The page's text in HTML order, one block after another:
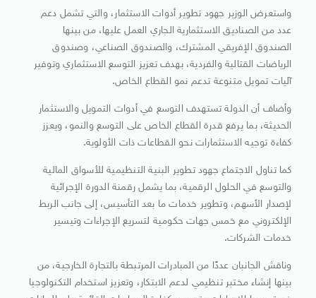
واستعرض الوزير جهود تطوير أدوات الاستثمار، والتي تشمل دعم
عدد من الصناديق الاستثمارية الجاري العمل عليها، من بينها
الصندوق الإفريقي المشترك، والصندوق الصناعي، وصندوق
الرياضات القتالية والفردية، بهدف تعزيز التوسع الاستثماري وتوفير
آليات تمويل متنوعة تدعم نمو القطاع الخاص.
وأضاف أن الدولة تستهدف التوسع في أدوات التمويل والاستثمار
الحديثة، بما يرفع قدرة القطاع الخاص على التوسع والنمو، ويعزز
كفاءة توجيه الاستثمارات نحو القطاعات ذات الأولوية.
كما تناول الاجتماع جهود تطوير البنية التنظيمية للأسواق المالية
والتوسع في الحلول الرقمية، بما يشمل رقمنة الدورة الإجرائية
لإصدار الأسهم، وتطوير خدمات ما بعد التأسيس، إلى جانب الربط
الإلكتروني مع خمس جهات حكومية لتسريع الإجراءات وتيسير
خدمات الشركات.
وناقش الجانبان عددًا من المبادرات المرتبطة بالتجارة الخارجية، من
بينها إنشاء مختبر تنظيمي لدعم الابتكار، وتعزيز استخدام التكنولوجيا